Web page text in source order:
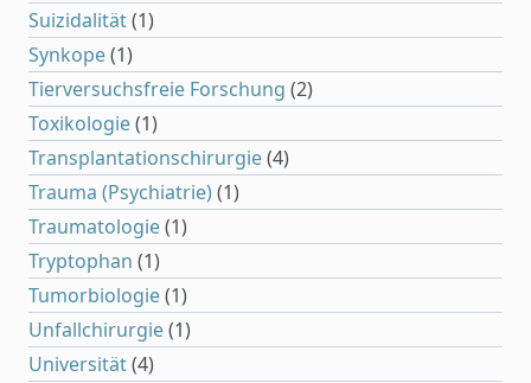
Suizidalität(1)
Synkope(1)
Tierversuchsfreie Forschung (2)
Toxikologie(1)
Transplantationschirurgie(4)
Trauma (Psychiatrie)(1)
Traumatologie(1)
Tryptophan (1)
Tumorbiologie(1)
Unfallchirurgie(1)
Universität(4)